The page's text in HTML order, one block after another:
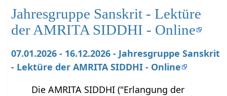
Jahresgruppe Sanskrit - Lektüre
der AMRITA SIDDHI - Online
07.01.2026 - 16.12.2026 - Jahresgruppe Sanskrit
- Lektüre der AMRITA SIDDHI - Online
Die AMRITA SIDDHI ("Erlangung der